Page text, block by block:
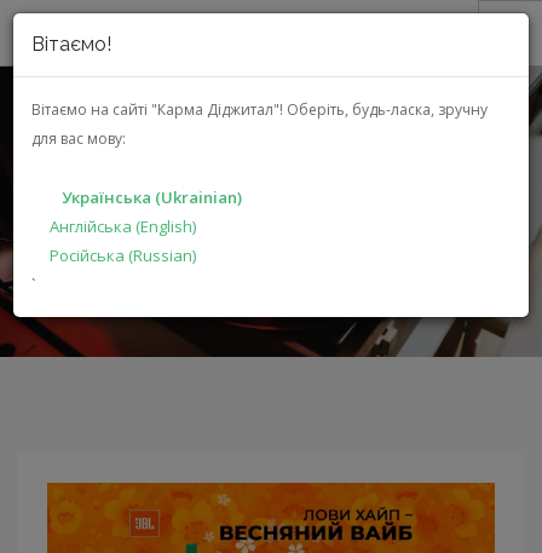
Вітаємо!
Вітаємо на сайті "Карма Діджитал"! Оберіть, будь-ласка, зручну
для вас мову:
Українська (Ukrainian)
Англійська (English)
Російська (Russian)
`
ПРО НАС
АКЦІЇ
РІШЕННЯ
ВИРОБНИКАМ
ПОШУК
ГОЛОВНА АКЦІЇ